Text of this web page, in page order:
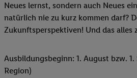
Neues lernst, sondern auch Neues
natürlich nie zu kurz kommen darf?
Zukunftsperspektiven! Und das alles
Ausbildungsbeginn: 1. August bzw.
Region)